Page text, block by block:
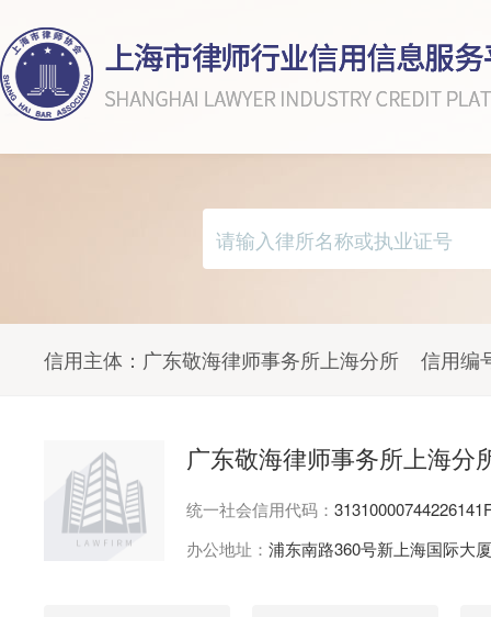
信用主体： 广东敬海律师事务所上海分所 信用编
广东敬海律师事务所上海分
统一社会信用代码：
办公地址： 浦东南路360号新上海国际大